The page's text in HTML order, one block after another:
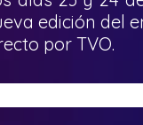
edición del
por TVO.